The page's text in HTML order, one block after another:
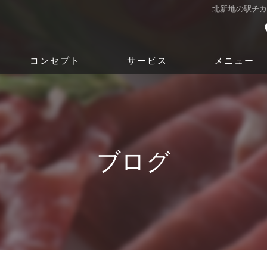
北新地の駅チ
コンセプト サービス メニュー
ブログ